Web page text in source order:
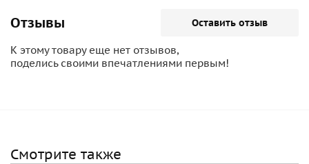
Отзывы Оставить отзыв
К этому товару еще нет отзывов,
поделись своими впечатлениями первым!
Смотрите также